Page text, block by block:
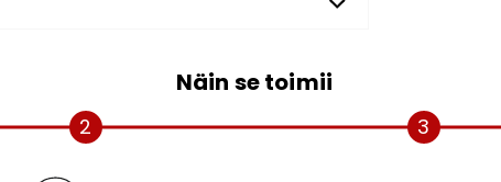
Näin se toimii
2 3